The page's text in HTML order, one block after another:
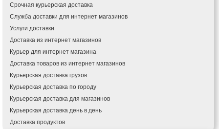
Срочная курьерская доставка
Служба доставки для интернет магазинов
Услуги доставки
Доставка из интернет магазинов
Курьер для интернет магазина
Доставка товаров из интернет магазинов
Курьерская доставка грузов
Курьерская доставка по городу
Курьерская доставка для магазинов
Курьерская доставка день в день
Доставка продуктов